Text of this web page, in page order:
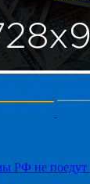
РФ не